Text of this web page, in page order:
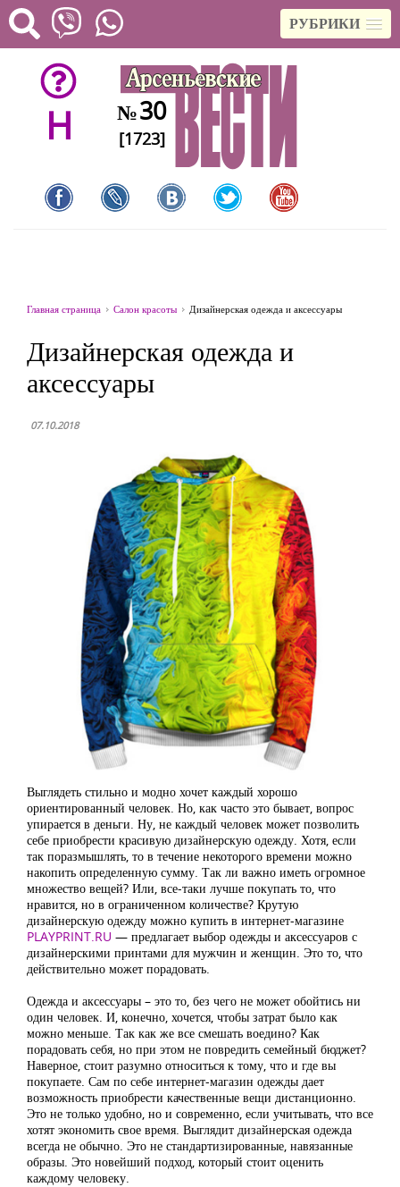
РУБРИКИ
H №30
[1723]
Главная страница Салон красоты Дизайнерская одежда и аксессуары
Дизайнерская одежда и
аксессуары
07.10.2018
Выглядеть стильно и модно хочет каждый хорошо
ориентированный человек. Но, как часто это бывает, вопрос
упирается в деньги. Ну, не каждый человек может позволить
себе приобрести красивую дизайнерскую одежду. Хотя, если
так поразмышлять, то в течение некоторого времени можно
накопить определенную сумму. Так ли важно иметь огромное
множество вещей? Или, все-таки лучше покупать то, что
нравится, но в ограниченном количестве? Крутую
дизайнерскую одежду можно купить в интернет-магазине
PLAYPRINT.RU — предлагает выбор одежды и аксессуаров с
дизайнерскими принтами для мужчин и женщин. Это то, что
действительно может порадовать.
Одежда и аксессуары – это то, без чего не может обойтись ни
один человек. И, конечно, хочется, чтобы затрат было как
можно меньше. Так как же все смешать воедино? Как
порадовать себя, но при этом не повредить семейный бюджет?
Наверное, стоит разумно относиться к тому, что и где вы
покупаете. Сам по себе интернет-магазин одежды дает
возможность приобрести качественные вещи дистанционно.
Это не только удобно, но и современно, если учитывать, что все
хотят экономить свое время. Выглядит дизайнерская одежда
всегда не обычно. Это не стандартизированные, навязанные
образы. Это новейший подход, который стоит оценить
каждому человеку.